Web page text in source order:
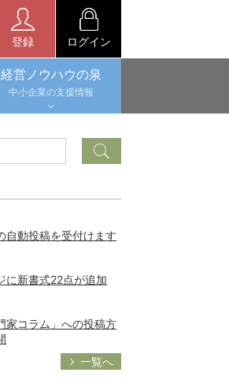
登録 ログイン
経営ノウハウの泉
中小企業の支援情報
自動投稿を受付けます
に新書式22点が追加
家コラム」への投稿方
一覧へ